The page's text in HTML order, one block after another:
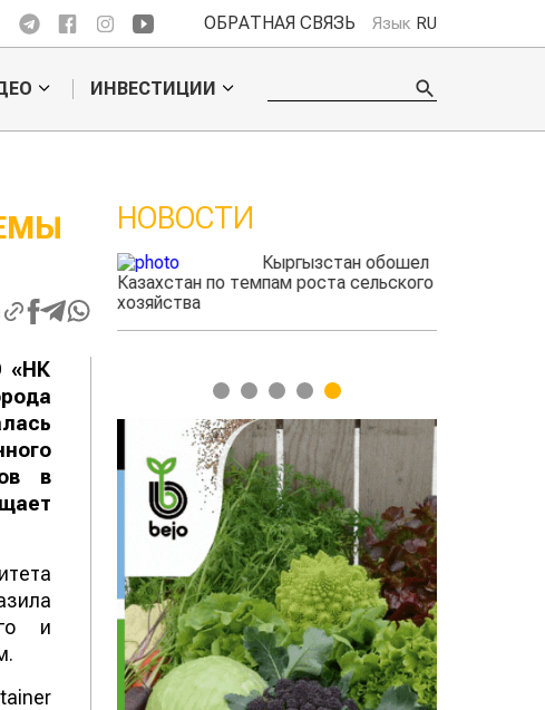
ОБРАТНАЯ СВЯЗЬ Язык RU
ИНВЕСТИЦИИ
«НК
в
и
НОВОСТИ
выжигать
Кыргызстан обошел
Казахстан по темпам роста сельского
хозяйства
1 2 3 4 5